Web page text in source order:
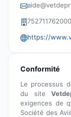
https://
Conformité
Le processus
du site
exigences de
Société des